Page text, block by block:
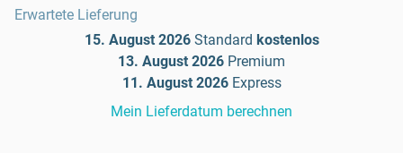
Erwartete Lieferung
15. August 2026 Standard kostenlos
13. August 2026 Premium
11. August 2026 Express
Mein Lieferdatum berechnen